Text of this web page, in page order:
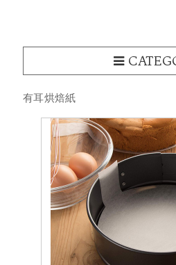
進口烤盤紙
萬用料理紙
圓形萬用料理紙 (韓式烤
進口蒸籠紙
有耳烘焙紙